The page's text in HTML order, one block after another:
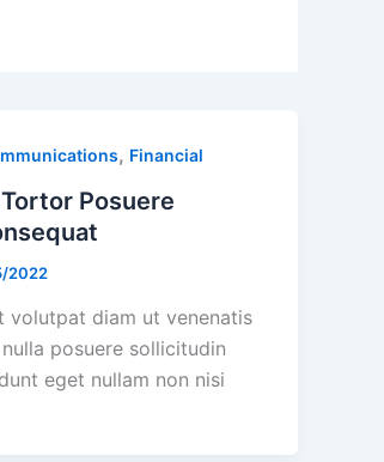
, Financial
Posuere
2022
volutpat diam ut venenatis
posuere sollicitudin
eget nullam non nisi